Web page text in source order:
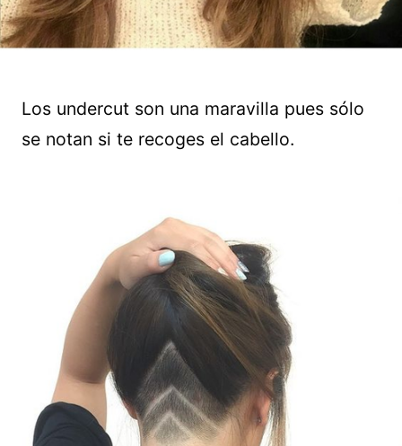
Los undercut son una maravilla pues sólo
se notan si te recoges el cabello.